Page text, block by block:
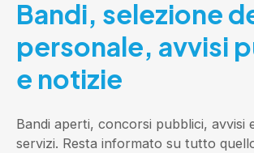
Bandi, selezione
personale, avvisi
e notizie
Bandi aperti, concorsi pubblici, avvisi
servizi. Resta informato su tutto